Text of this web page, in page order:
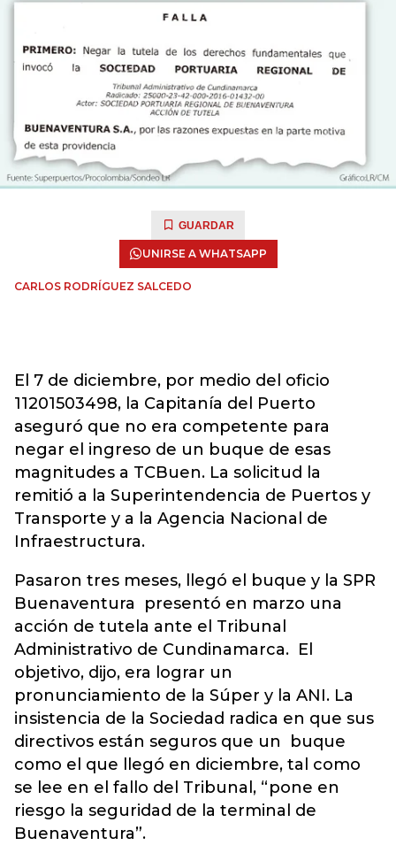
GUARDAR
UNIRSE A WHATSAPP
CARLOS RODRÍGUEZ SALCEDO
El 7 de diciembre, por medio del oficio
11201503498, la Capitanía del Puerto
aseguró que no era competente para
negar el ingreso de un buque de esas
magnitudes a TCBuen. La solicitud la
remitió a la Superintendencia de Puertos y
Transporte y a la Agencia Nacional de
Infraestructura.
Pasaron tres meses, llegó el buque y la SPR
Buenaventura presentó en marzo una
acción de tutela ante el Tribunal
Administrativo de Cundinamarca. El
objetivo, dijo, era lograr un
pronunciamiento de la Súper y la ANI. La
insistencia de la Sociedad radica en que sus
directivos están seguros que un buque
como el que llegó en diciembre, tal como
se lee en el fallo del Tribunal, “pone en
riesgo la seguridad de la terminal de
Buenaventura”.